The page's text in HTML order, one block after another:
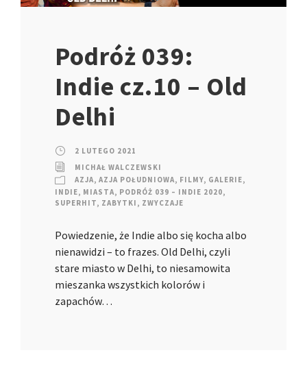
Podróż 039:
Indie cz.10 – Old
Delhi
2 LUTEGO 2021
MICHAŁ WALCZEWSKI
AZJA, AZJA POŁUDNIOWA, FILMY, GALERIE,
INDIE, MIASTA, PODRÓŻ 039 – INDIE 2020,
SUPERHIT, ZABYTKI , ZWYCZAJE
Powiedzenie, że Indie albo się kocha albo
nienawidzi – to frazes. Old Delhi, czyli
stare miasto w Delhi, to niesamowita
mieszanka wszystkich kolorów i
zapachów…